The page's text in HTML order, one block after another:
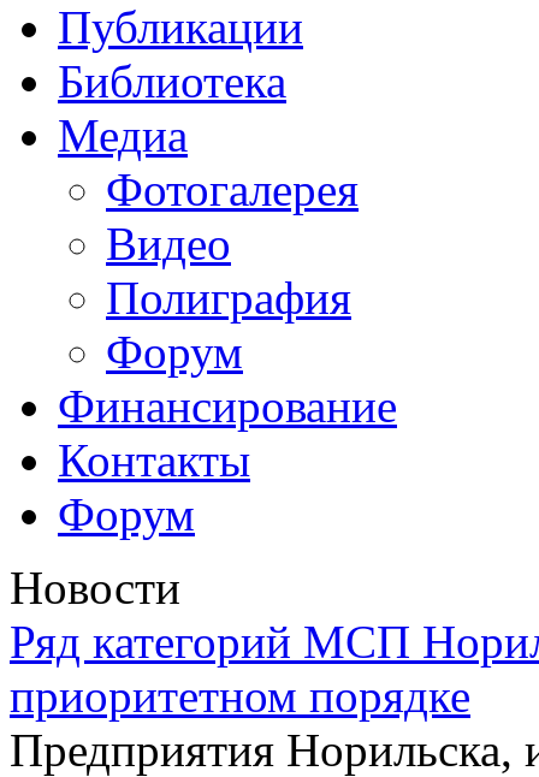
Публикации
Библиотека
Медиа
Фотогалерея
Видео
Полиграфия
Форум
Финансирование
Контакты
Форум
Новости
Ряд категорий МСП
приоритетном порядке
Предприятия